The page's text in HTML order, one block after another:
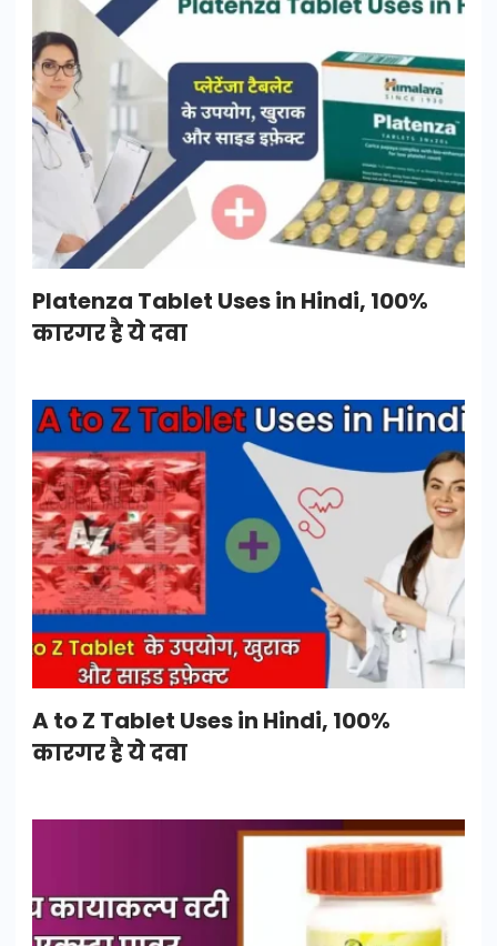
Platenza Tablet Uses in Hindi, 100%
कारगर है ये दवा
A to Z Tablet Uses in Hindi, 100%
कारगर है ये दवा